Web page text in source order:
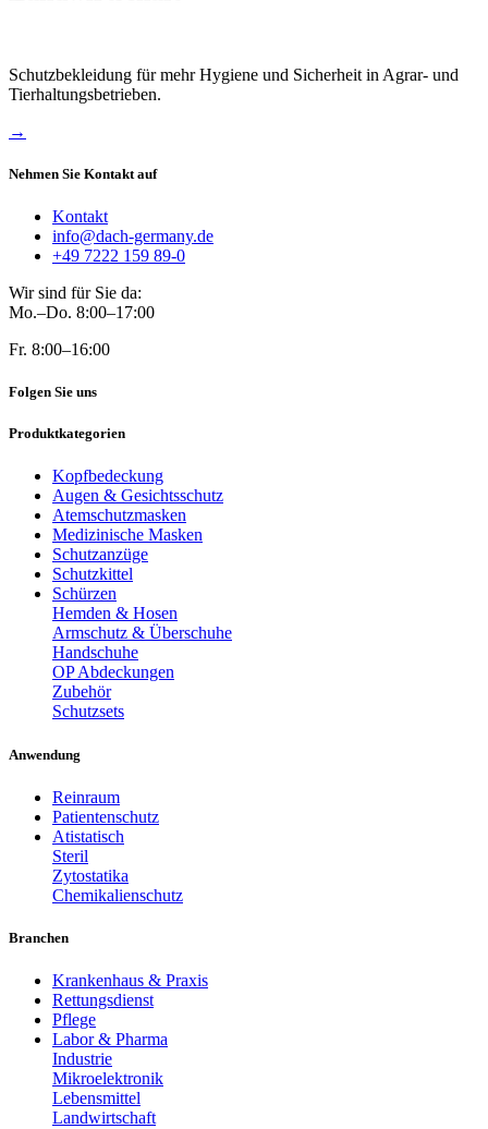
Schutzbekleidung für mehr Hygiene und Sicherheit in Agrar- und
Tierhaltungsbetrieben.
→
Nehmen Sie Kontakt auf
Kontakt
info@dach-germany.de
+49 7222 159 89-0
Wir sind für Sie da:
Mo.–Do. 8:00–17:00
Fr. 8:00–16:00
Folgen Sie uns
Produktkategorien
Kopfbedeckung
Augen & Gesichtsschutz
Atemschutzmasken
Medizinische Masken
Schutzanzüge
Schutzkittel
Schürzen
Hemden & Hosen
Armschutz & Überschuhe
Handschuhe
OP Abdeckungen
Zubehör
Schutzsets
Anwendung
Reinraum
Patientenschutz
Atistatisch
Steril
Zytostatika
Chemikalienschutz
Branchen
Krankenhaus & Praxis
Rettungsdienst
Pflege
Labor & Pharma
Industrie
Mikroelektronik
Lebensmittel
Landwirtschaft